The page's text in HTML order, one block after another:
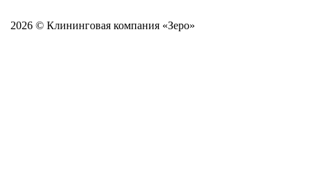
2026 © Клининговая компания «Зеро»